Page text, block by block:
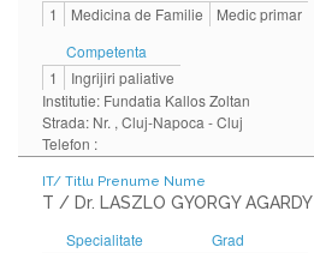
1
Medicina de Familie
Medic primar
Competenta
1
Ingrijiri paliative
Institutie: Fundatia Kallos Zoltan
Strada: Nr. , Cluj-Napoca - Cluj
Telefon :
IT/ Titlu Prenume Nume
T / Dr. LASZLO GYORGY AGARDY
Specialitate
Grad